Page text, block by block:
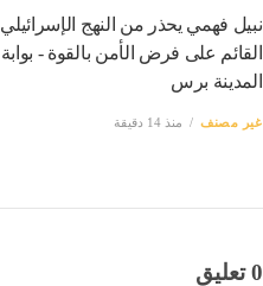
نبيل فهمي يحذر من النهج الإسرائيلي
القائم على فرض الأمن بالقوة - بوابة
المدينة برس
غير مصنف منذ 14 دقيقة
0 تعليق